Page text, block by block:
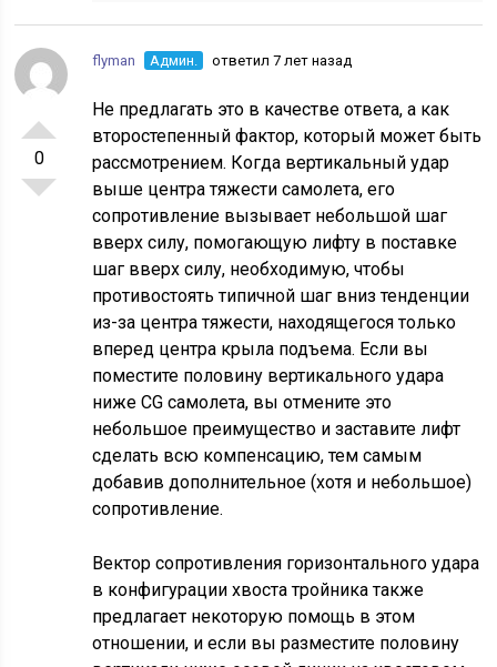
0
flyman Админ. ответил 7 лет назад
Не предлагать это в качестве ответа, а как
второстепенный фактор, который может быть
рассмотрением. Когда вертикальный удар
выше центра тяжести самолета, его
сопротивление вызывает небольшой шаг
вверх силу, помогающую лифту в поставке
шаг вверх силу, необходимую, чтобы
противостоять типичной шаг вниз тенденции
из-за центра тяжести, находящегося только
вперед центра крыла подъема. Если вы
поместите половину вертикального удара
ниже CG самолета, вы отмените это
небольшое преимущество и заставите лифт
сделать всю компенсацию, тем самым
добавив дополнительное (хотя и небольшое)
сопротивление.
Вектор сопротивления горизонтального удара
в конфигурации хвоста тройника также
предлагает некоторую помощь в этом
отношении, и если вы разместите половину